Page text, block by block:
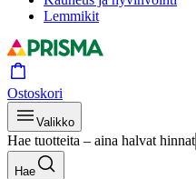
Lemmikit
Ostoskori
Valikko
Hae tuotteita – aina halvat hinnat
Hae